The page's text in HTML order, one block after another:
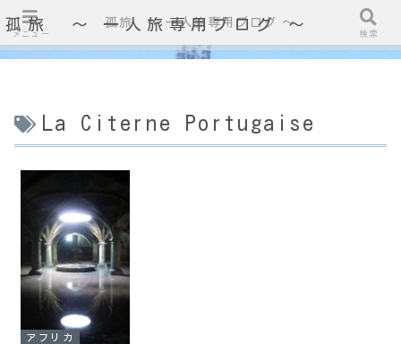
孤旅 〜 一人旅専用ブログ ～
La Citerne Portugaise
アフリカ
メニュー
孤旅 〜 一人旅専用ブログ ～
検索